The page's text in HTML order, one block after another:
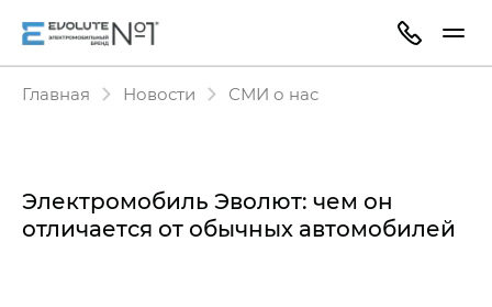
Главная Новости СМИ о нас
Электромобиль Эволют: чем он
отличается от обычных автомобилей